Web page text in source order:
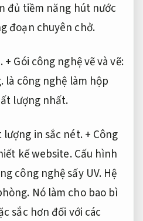
đủ tiềm năng hút nước
đoạn chuyên chở.
+ Gói công nghệ vẽ và vẽ:
là công nghệ làm hộp
lượng nhất.
lượng in sắc nét.+ Công
kế website.Cấu hình
công nghệ sấy UV. Hệ
Nó làm cho bao bì
sắc hơn đối với các